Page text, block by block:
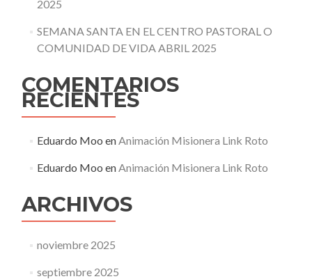
2025
SEMANA SANTA EN EL CENTRO PASTORAL O
COMUNIDAD DE VIDA ABRIL 2025
COMENTARIOS
RECIENTES
Eduardo Moo enAnimación Misionera Link Roto
Eduardo Moo enAnimación Misionera Link Roto
ARCHIVOS
noviembre 2025
septiembre 2025